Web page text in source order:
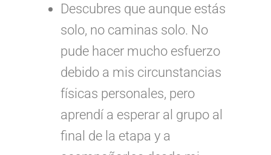
Descubres que aunque estás
solo, no caminas solo. No
pude hacer mucho esfuerzo
debido a mis circunstancias
físicas personales, pero
aprendí a esperar al grupo al
final de la etapa y a